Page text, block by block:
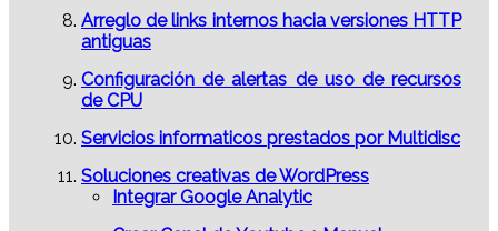
Arreglo de links internos hacia versiones HTTP
antiguas
Configuración de alertas de uso de recursos
de CPU
Servicios informaticos prestados por Multidisc
Soluciones creativas de WordPress
Integrar Google Analytic